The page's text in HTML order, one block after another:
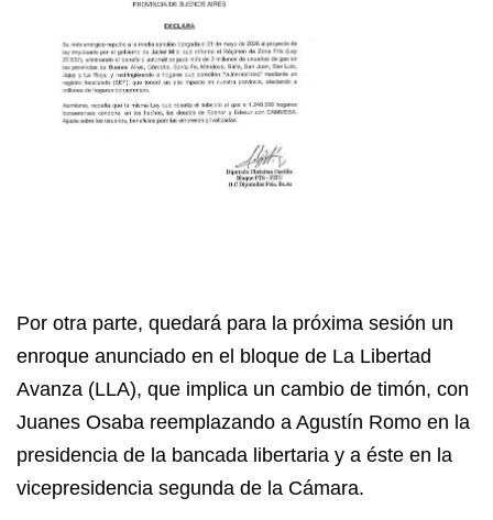
Por otra parte, quedará para la próxima sesión un
enroque anunciado en el bloque de La Libertad
Avanza (LLA), que implica un cambio de timón, con
Juanes Osaba reemplazando a Agustín Romo en la
presidencia de la bancada libertaria y a éste en la
vicepresidencia segunda de la Cámara.